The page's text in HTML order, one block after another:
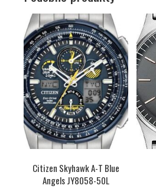
Citizen Skyhawk A-T Blue
Angels JY8058-50L